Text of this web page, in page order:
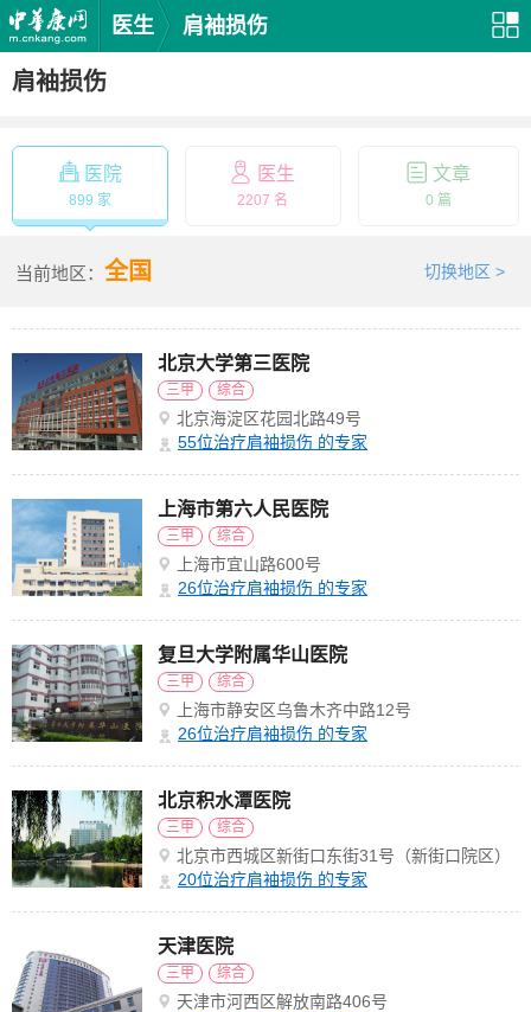
医生 肩袖损伤
肩袖损伤
医院
899 家
医生
2207 名
文章
0 篇
当前地区： 全国 切换地区 >
北京大学第三医院
三甲 综合
北京海淀区花园北路49号
55位治疗肩袖损伤 的专家
上海市第六人民医院
三甲 综合
上海市宜山路600号
26位治疗肩袖损伤 的专家
复旦大学附属华山医院
三甲 综合
上海市静安区乌鲁木齐中路12号
26位治疗肩袖损伤 的专家
北京积水潭医院
三甲 综合
北京市西城区新街口东街31号（新街口院区）
20位治疗肩袖损伤 的专家
天津医院
三甲 综合
天津市河西区解放南路406号